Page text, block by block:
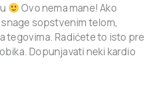
Ovo nema mane! Ako
sopstvenim telom,
tegovima. Radićete to isto pre
Dopunjavati neki kardio